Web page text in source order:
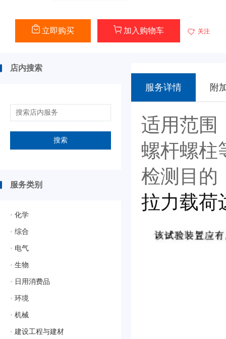
立即购买 加入购物车 关注
店内搜索
搜索
服务类别
• 化学
• 综合
• 电气
• 生物
• 日用消费品
• 环境
• 机械
• 建设工程与建材
服务详情 附
适用范围
螺杆螺柱
检测目的
拉力载荷